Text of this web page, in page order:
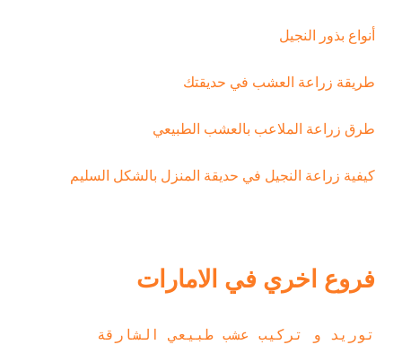
أنواع بذور النجيل
طريقة زراعة العشب في حديقتك
طرق زراعة الملاعب بالعشب الطبيعي
كيفية زراعة النجيل في حديقة المنزل بالشكل السليم
فروع اخري في الامارات
توريد و تركيب عشب طبيعي الشارقة